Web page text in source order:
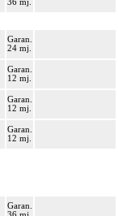
Garan.
24 mj.
Garan.
12 mj.
Garan.
12 mj.
Garan.
12 mj.
Garan.